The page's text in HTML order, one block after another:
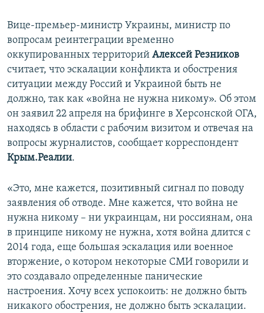
Вице-премьер-министр Украины, министр по
вопросам реинтеграции временно
оккупированных территорий Алексей Резников
считает, что эскалации конфликта и обострения
ситуации между Россий и Украиной быть не
должно, так как «война не нужна никому». Об этом
он заявил 22 апреля на брифинге в Херсонской ОГА,
находясь в области с рабочим визитом и отвечая на
вопросы журналистов, сообщает корреспондент
Крым.Реалии.
«Это, мне кажется, позитивный сигнал по поводу
заявления об отводе. Мне кажется, что война не
нужна никому – ни украинцам, ни россиянам, она
в принципе никому не нужна, хотя война длится с
2014 года, еще большая эскалация или военное
вторжение, о котором некоторые СМИ говорили и
это создавало определенные панические
настроения. Хочу всех успокоить: не должно быть
никакого обострения, не должно быть эскалации.